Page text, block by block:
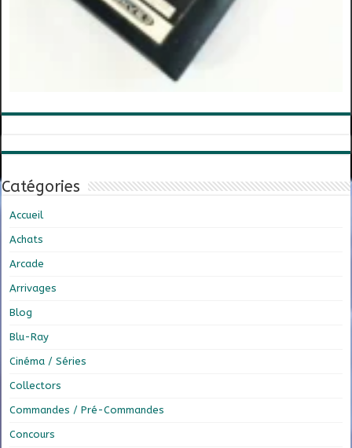
Catégories
Accueil
Achats
Arcade
Arrivages
Blog
Blu-Ray
Cinéma / Séries
Collectors
Commandes / Pré-Commandes
Concours